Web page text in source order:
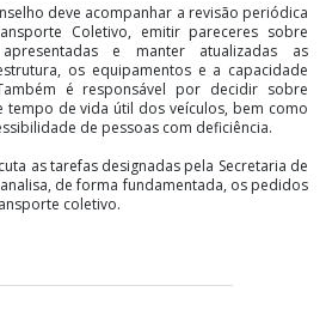
deve acompanhar a revisão periódica
Coletivo, emitir pareceres sobre
e manter atualizadas as
os equipamentos e a capacidade
é responsável por decidir sobre
tempo de vida útil dos veículos, bem como
de pessoas com deficiência.
as tarefas designadas pela Secretaria de
de forma fundamentada, os pedidos
coletivo.